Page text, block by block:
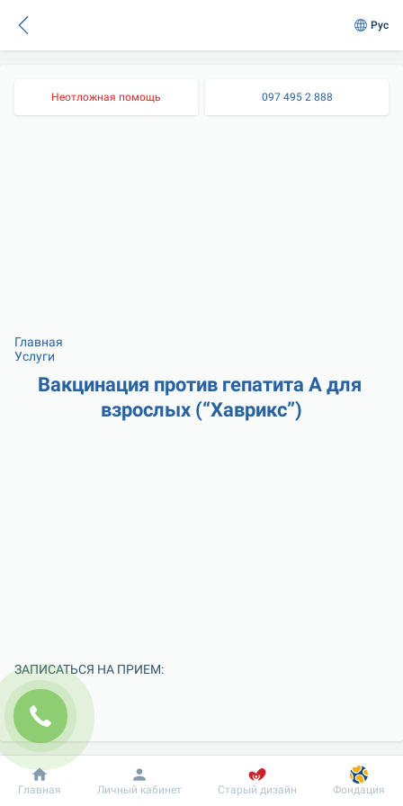
Рус
Неотложная помощь 097 495 2 888
Главная
Услуги
Вакцинация против гепатита А для
взрослых (“Хаврикс”)
ЗАПИСАТЬСЯ НА ПРИЕМ:
Добробут Информация Пациенту
Главная Личный кабинет Старый дизайн Фондация